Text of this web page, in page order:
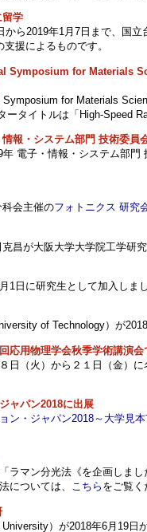
留学
から2019年1月7日まで、国
援によるものです。
Symposium for Materials
for Materials
ータイトルは「High-Speed
報・システム部門 技術委員
電子・情報・システム部
会主催のフォトニクス 研究
昌が大阪大学大学院工学研
1日に研究生として加入しまし
of Technology）が
応用物理学会秋季学術講演会
日（火）から２１日（金）
ャパン2018に出展
ン・ジャパン2018～大学見
ラマン分光法《を企画しま
については、 こちら をご覧く
）が2018年6月19